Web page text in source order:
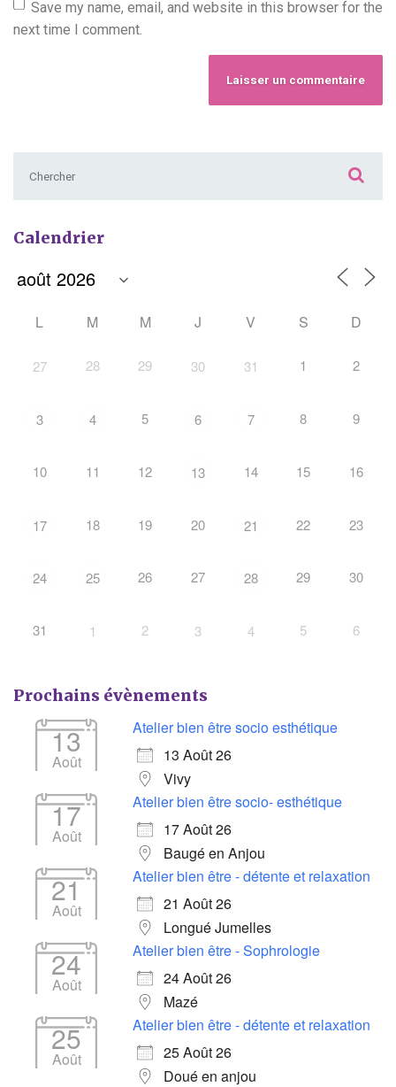
Save my name, email, and website in this browser for the
next time I comment.
Calendrier
L M M J V S D
27 28 29 30 31 1 2
3 4 5 6 7 8 9
10 11 12 13 14 15 16
17 18 19 20 21 22 23
24 25 26 27 28 29 30
31 1 2 3 4 5 6
Prochains évènements
13
Août
Atelier bien être socio esthétique
13 Août 26
Vivy
17
Août
Atelier bien être socio- esthétique
17 Août 26
Baugé en Anjou
21
Août
Atelier bien être - détente et relaxation
21 Août 26
Longué Jumelles
24
Août
Atelier bien être - Sophrologie
24 Août 26
Mazé
25
Août
Atelier bien être - détente et relaxation
25 Août 26
Doué en anjou